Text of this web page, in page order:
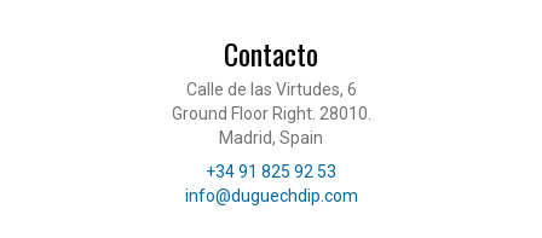
Contacto
Calle de las Virtudes, 6
Ground Floor Right. 28010.
Madrid, Spain
Teléfono
+34 91 825 92 53
Correo electrónico
info@duguechdip.com